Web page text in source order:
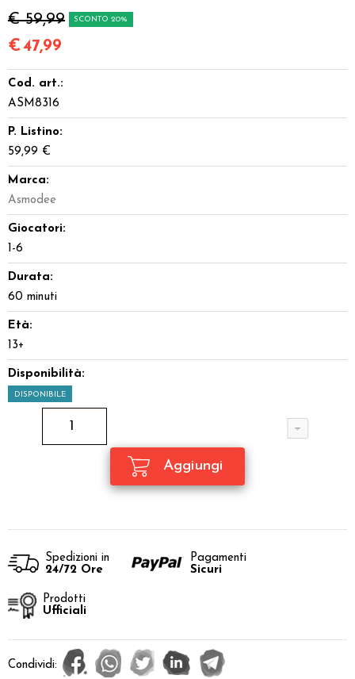
€ 59,99 SCONTO 20%
€47,99
Cod. art.:
ASM8316
P. Listino:
59,99 €
Marca:
Asmodee
Giocatori:
1-6
Durata:
60 minuti
Età:
13+
Disponibilità:
DISPONIBILE
Spedizioni in
24/72 Ore
Pagamenti
Sicuri
Prodotti
Ufficiali
Condividi: